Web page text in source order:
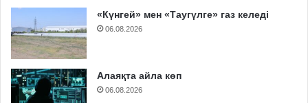
«Күнгей» мен «Таугүлге» газ келеді
06.08.2026
Алаяқта айла көп
06.08.2026